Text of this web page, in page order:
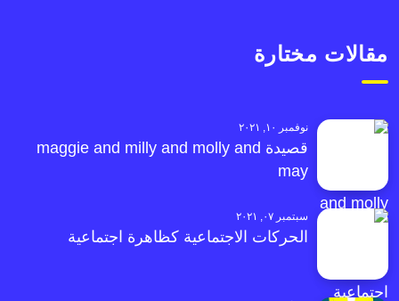
مقالات مختارة
نوفمبر ١٠, ٢٠٢١
قصيدة maggie and milly and molly and
may
سبتمبر ٠٧, ٢٠٢١
الحركات الاجتماعية كظاهرة اجتماعية